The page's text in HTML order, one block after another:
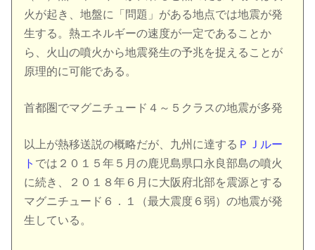
火が起き、地盤に「問題」がある地点では地震が発
生する。熱エネルギーの速度が一定であることか
ら、火山の噴火から地震発生の予兆を捉えることが
原理的に可能である。
首都圏でマグニチュード４～５クラスの地震が多発
以上が熱移送説の概略だが、九州に達する ＰＪルー
ト では２０１５年５月の鹿児島県口永良部島の噴火
に続き、２０１８年６月に大阪府北部を震源とする
マグニチュード６．１（最大震度６弱）の地震が発
生している。